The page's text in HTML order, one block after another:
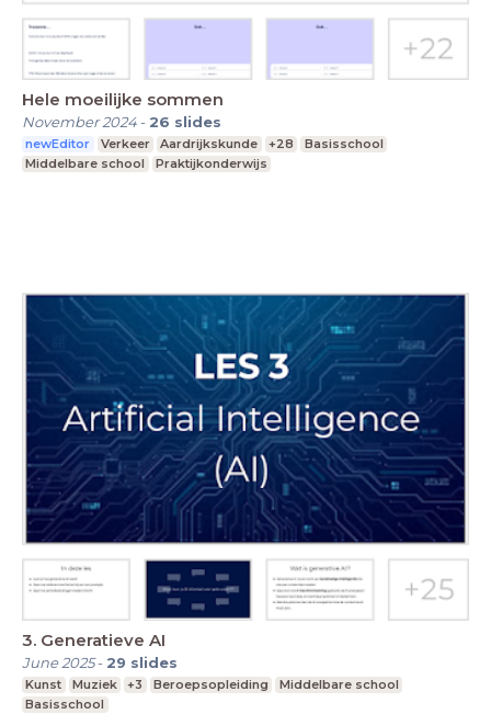
Hele moeilijke sommen
November 2024- 26 slides
newEditor Verkeer Aardrijkskunde +28
Basisschool
Middelbare school
Praktijkonderwijs
3. Generatieve AI
June 2025- 29 slides
Kunst Muziek +3 Beroepsopleiding
Middelbare school
Basisschool